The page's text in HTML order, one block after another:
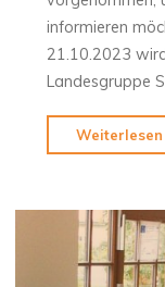
informieren
21.10.2023
Landesgruppe
Weiterlesen